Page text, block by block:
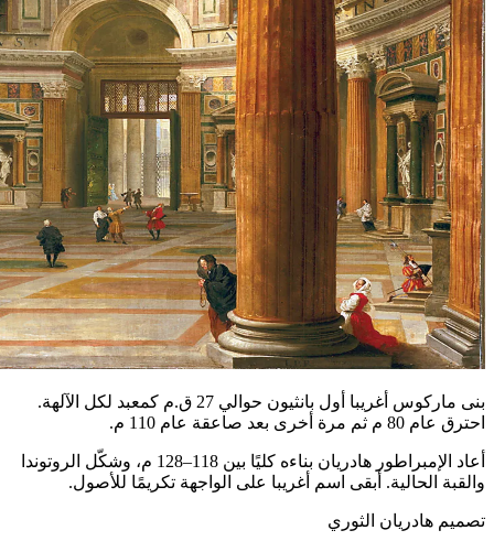
بنى ماركوس أغريبا أول بانثيون حوالي 27 ق.م كمعبد لكل الآلهة.
احترق عام 80 م ثم مرة أخرى بعد صاعقة عام 110 م.
أعاد الإمبراطور هادريان بناءه كليًا بين 118–128 م، وشكّل الروتوندا
والقبة الحالية. أبقى اسم أغريبا على الواجهة تكريمًا للأصول.
تصميم هادريان الثوري